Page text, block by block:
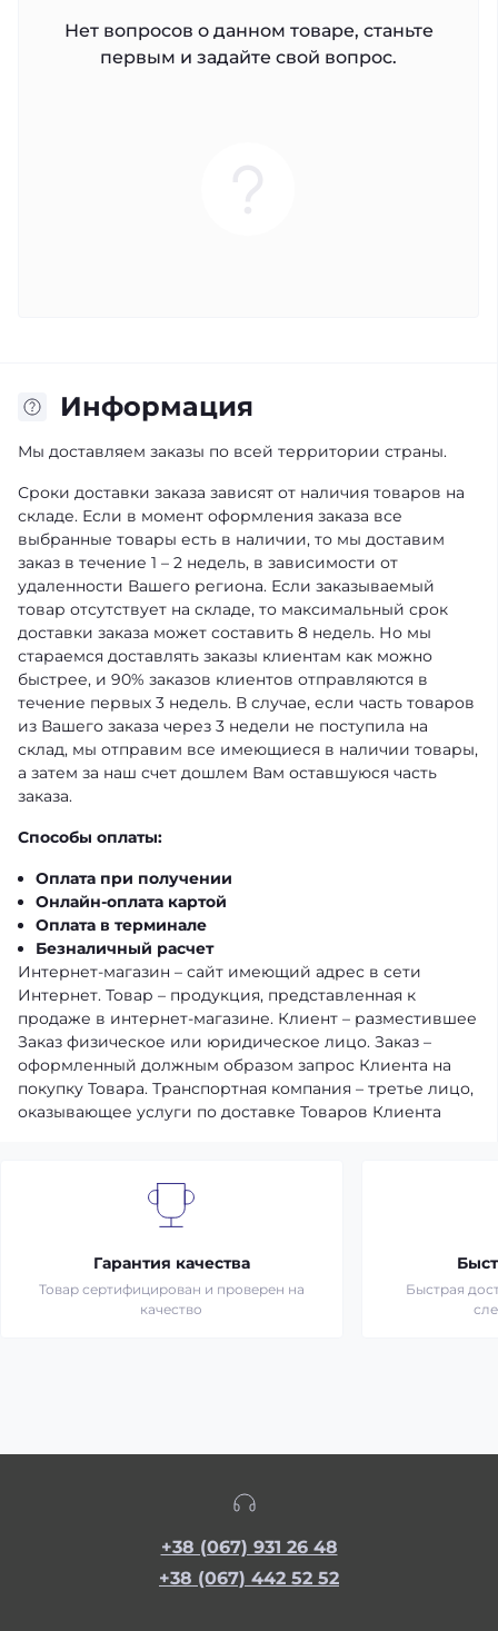
Нет вопросов о данном товаре, станьте
первым и задайте свой вопрос.
Информация
Мы доставляем заказы по всей территории страны.
Сроки доставки заказа зависят от наличия товаров на
складе. Если в момент оформления заказа все
выбранные товары есть в наличии, то мы доставим
заказ в течение 1 – 2 недель, в зависимости от
удаленности Вашего региона. Если заказываемый
товар отсутствует на складе, то максимальный срок
доставки заказа может составить 8 недель. Но мы
стараемся доставлять заказы клиентам как можно
быстрее, и 90% заказов клиентов отправляются в
течение первых 3 недель. В случае, если часть товаров
из Вашего заказа через 3 недели не поступила на
склад, мы отправим все имеющиеся в наличии товары,
а затем за наш счет дошлем Вам оставшуюся часть
заказа.
Способы оплаты:
Оплата при получении
Онлайн-оплата картой
Оплата в терминале
Безналичный расчет
Интернет-магазин – сайт имеющий адрес в сети
Интернет. Товар – продукция, представленная к
продаже в интернет-магазине. Клиент – разместившее
Заказ физическое или юридическое лицо. Заказ –
оформленный должным образом запрос Клиента на
покупку Товара. Транспортная компания – третье лицо,
оказывающее услуги по доставке Товаров Клиента
Гарантия качества
Товар сертифицирован и проверен на
качество
Быстрая
+38 (067) 931 26 48
+38 (067) 442 52 52